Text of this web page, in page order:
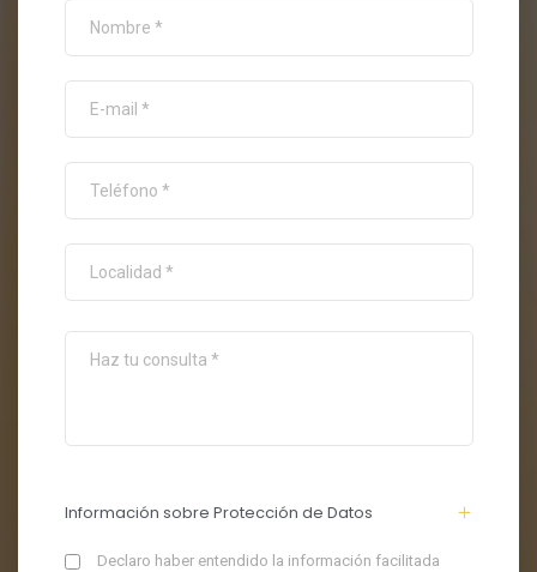
Información sobre Protección de Datos
Declaro haber entendido la información facilitada